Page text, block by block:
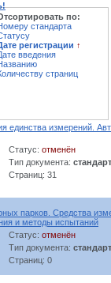
по:
стандарта
регистрации ↑
введения
страниц
единства измерений.
Статус: отменён
Тип документа: стандарт
Страниц: 31
парков. Средства
и методы испытаний
Статус: отменён
Тип документа: стандарт
Страниц: 0